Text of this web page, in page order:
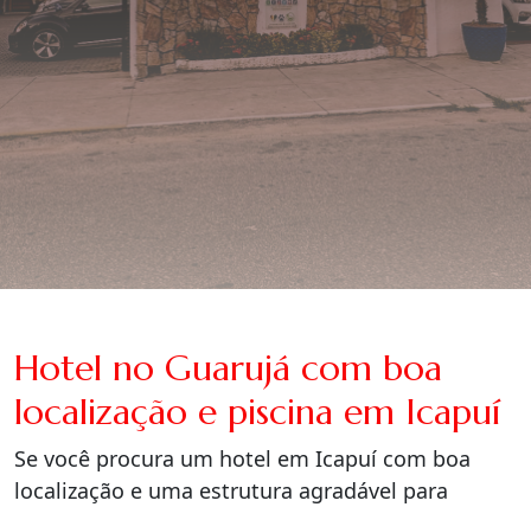
Hotel no Guarujá com boa
localização e piscina em Icapuí
Se você procura um hotel em Icapuí com boa
localização e uma estrutura agradável para